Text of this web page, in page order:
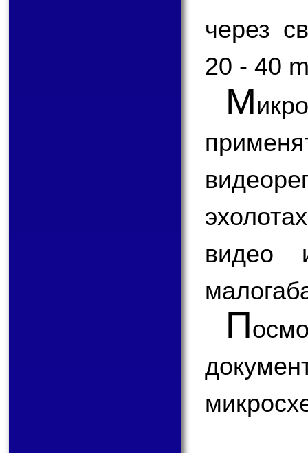
через
20 - 40
М
видео
П